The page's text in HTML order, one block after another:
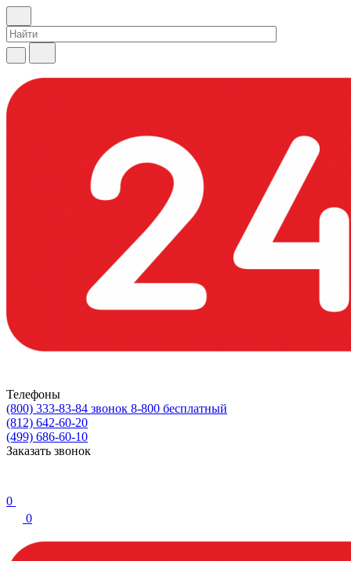
Телефоны
(800) 333-83-84 звонок 8-800 бесплатный
(812) 642-60-20
(499) 686-60-10
Заказать звонок
0
0